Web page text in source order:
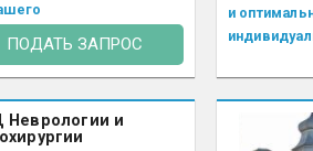
ПОДАТЬ ЗАПРОС
и
Неврологии и